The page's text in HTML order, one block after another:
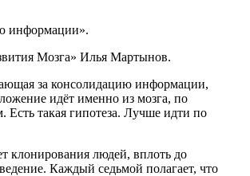
информации».
Мозга» Илья Мартынов.
за консолидацию информации,
идёт именно из мозга, по
Есть такая гипотеза. Лучше идти по
клонирования людей, вплоть до
Каждый седьмой полагает, что